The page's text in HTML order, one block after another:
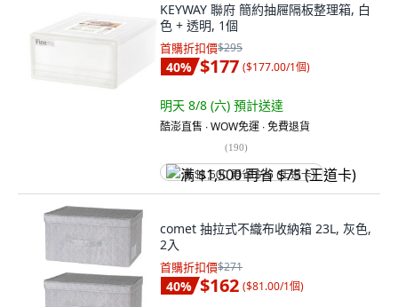
KEYWAY 聯府 簡約抽屜隔板整理箱, 白
色 + 透明, 1個
首購折扣價$295
40% $177 ($177.00/1個)
明天 8/8 (六) 預計送達
酷澎直售 ∙ WOW免運 ∙ 免費退貨
(190)
满 $1,500 再省 $75 (王道卡)
comet 抽拉式不織布收納箱 23L, 灰色,
2入
首購折扣價$271
40% $162 ($81.00/1個)